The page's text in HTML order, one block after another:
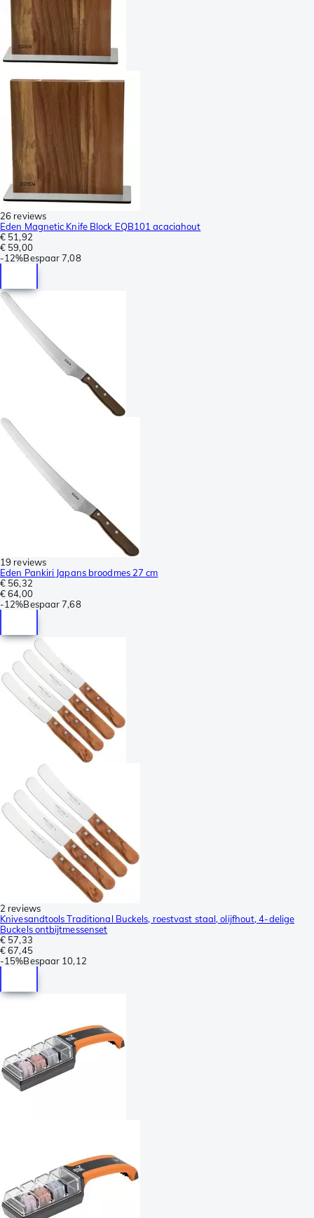
26 reviews
Eden Magnetic Knife Block EQB101 acaciahout
€ 51,92
€ 59,00
-12%Bespaar 7,08
19 reviews
Eden Pankiri Japans broodmes 27 cm
€ 56,32
€ 64,00
-12%Bespaar 7,68
2 reviews
Knivesandtools Traditional Buckels, roestvast staal, olijfhout, 4-delige
Buckels ontbijtmessenset
€ 57,33
€ 67,45
-15%Bespaar 10,12